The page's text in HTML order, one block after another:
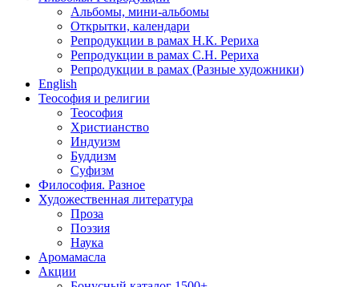
Альбомы, мини-альбомы
Открытки, календари
Репродукции в рамах Н.К. Рериха
Репродукции в рамах С.Н. Рериха
Репродукции в рамах (Разные художники)
English
Теософия и религии
Теософия
Христианство
Индуизм
Буддизм
Суфизм
Философия. Разное
Художественная литература
Проза
Поэзия
Наука
Аромамасла
Акции